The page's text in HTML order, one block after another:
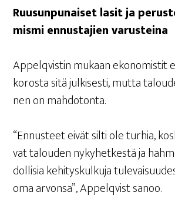
Ruusun­pu­nai­set lasit ja
mis­mi ennus­ta­jien varusteina
Appel­qvis­tin mukaan eko­no­mis­tit
koros­ta sitä jul­ki­ses­ti, mut­ta
nen on mahdotonta.
“Ennus­teet eivät sil­ti ole tur­hia,
vat talou­den nyky­het­kes­tä ja
dol­li­sia kehi­tys­kul­ku­ja
oma arvon­sa”, Appel­qvist sanoo.